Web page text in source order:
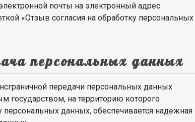
почты на электронный адрес
«Отзыв согласия на обработку персональных
персональных данных
передачи персональных данных
государством, на территорию которого
персональных данных, обеспечивается надежная